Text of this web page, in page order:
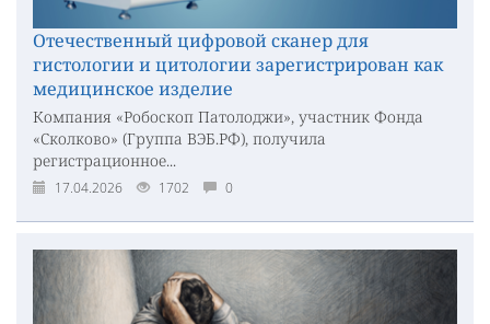
Отечественный цифровой сканер для
гистологии и цитологии зарегистрирован как
медицинское изделие
Компания «Робоскоп Патолоджи», участник Фонда
«Сколково» (Группа ВЭБ.РФ), получила
регистрационное...
17.04.2026 1702 0